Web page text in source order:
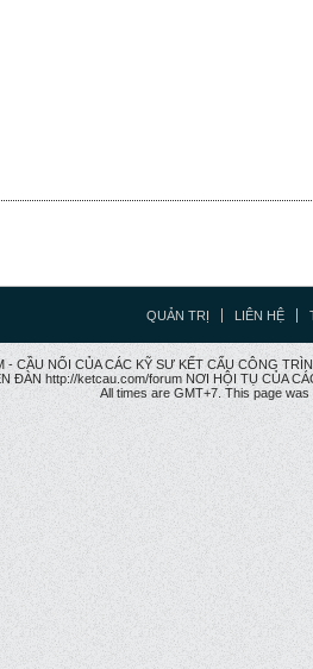
QUẢN TRỊ LIÊN HỆ
CẦU NỐI CỦA CÁC KỸ SƯ KẾT CẤU CÔNG
ĐÀN http://ketcau.com/forum NƠI HỘI TỤ CỦA
All times are GMT+7. This page